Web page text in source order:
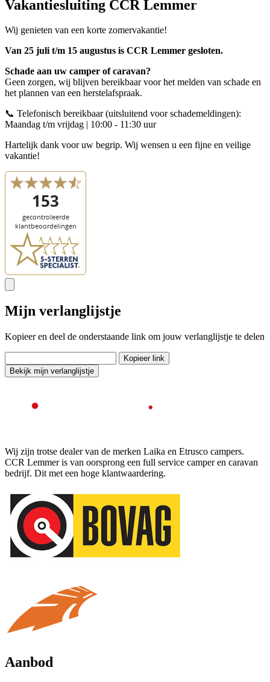
Vakantiesluiting CCR Lemmer
Wij genieten van een korte zomervakantie!
Van 25 juli t/m 15 augustus is CCR Lemmer gesloten.
Schade aan uw camper of caravan?
Geen zorgen, wij blijven bereikbaar voor het melden van schade en
het plannen van een herstelafspraak.
📞 Telefonisch bereikbaar (uitsluitend voor schademeldingen):
Maandag t/m vrijdag | 10:00 - 11:30 uur
Hartelijk dank voor uw begrip. Wij wensen u een fijne en veilige
vakantie!
Mijn verlanglijstje
Kopieer en deel de onderstaande link om jouw verlanglijstje te delen
Kopieer link
Bekijk mijn verlanglijstje
Wij zijn trotse dealer van de merken Laika en Etrusco campers.
CCR Lemmer is van oorsprong een full service camper en caravan
bedrijf. Dit met een hoge klantwaardering.
Aanbod